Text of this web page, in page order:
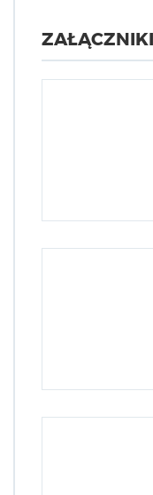
ZAŁĄCZNIKI